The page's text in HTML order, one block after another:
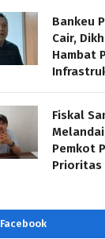
Bankeu
Cair,
Hambat
Fiskal
Pemkot
Prioritas
Facebook